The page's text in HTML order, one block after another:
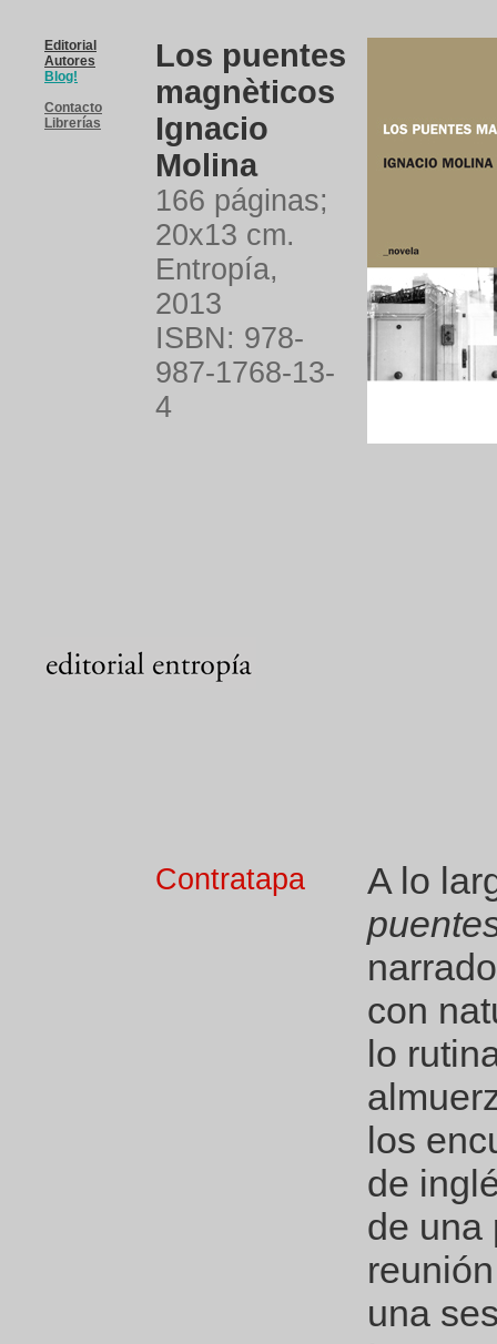
Editorial
Autores
Blog!
Contacto
Librerías
Los puentes
magnèticos
Ignacio
Molina
166 páginas;
20x13 cm.
Entropía,
2013
ISBN: 978-
987-1768-13-
4
A lo
con
lo
los
de
de una
una
Contratapa